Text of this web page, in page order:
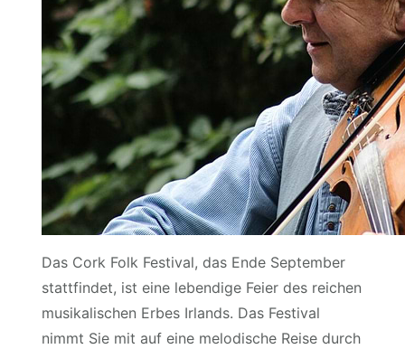
Das Cork Folk Festival, das Ende September
stattfindet, ist eine lebendige Feier des reichen
musikalischen Erbes Irlands. Das Festival
nimmt Sie mit auf eine melodische Reise durch